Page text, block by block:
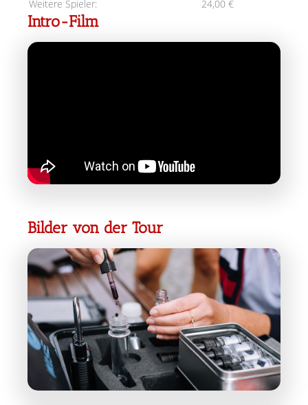
Weitere Spieler:
24,00 €
Intro-Film
Bilder von der Tour